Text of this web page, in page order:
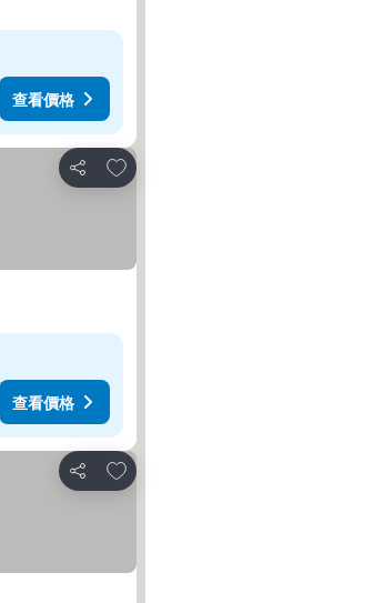
查看價格
分享
加入我的最愛
查看價格
分享
加入我的最愛